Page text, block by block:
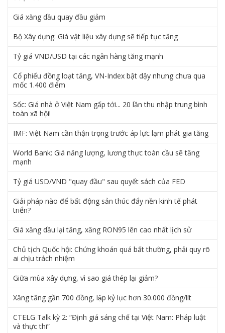
Giá xăng dầu quay đầu giảm
Bộ Xây dựng: Giá vật liệu xây dựng sẽ tiếp tục tăng
Tỷ giá VND/USD tại các ngân hàng tăng mạnh
Cổ phiếu đồng loạt tăng, VN-Index bật dậy nhưng chưa qua
mốc 1.400 điểm
Sốc: Giá nhà ở Việt Nam gấp tới... 20 lần thu nhập trung bình
toàn xã hội!
IMF: Việt Nam cần thận trọng trước áp lực lạm phát gia tăng
World Bank: Giá năng lượng, lương thực toàn cầu sẽ tăng
mạnh
Tỷ giá USD/VND "quay đầu" sau quyết sách của FED
Giải pháp nào để bất động sản thúc đẩy nền kinh tế phát
triển?
Giá xăng dầu lại tăng, xăng RON95 lên cao nhất lịch sử
Chủ tịch Quốc hội: Chứng khoán quá bất thường, phải quy rõ
ai chịu trách nhiệm
Giữa mùa xây dựng, vì sao giá thép lại giảm?
Xăng tăng gần 700 đồng, lập kỷ lục hơn 30.000 đồng/lít
CTELG Talk kỳ 2: “Định giá sáng chế tại Việt Nam: Pháp luật
và thực thi”